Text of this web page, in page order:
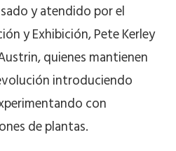
y atendido por el
y Exhibición, Pete Kerley
quienes mantienen
introduciendo
con
de plantas.